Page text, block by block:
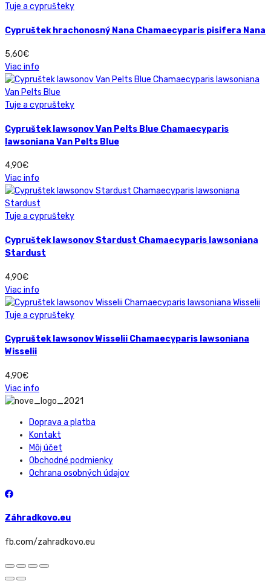
Tuje a cyprušteky
Cypruštek hrachonosný Nana Chamaecyparis pisifera Nana
5,60€
Viac info
Tuje a cyprušteky
Cypruštek lawsonov Van Pelts Blue Chamaecyparis
lawsoniana Van Pelts Blue
4,90€
Viac info
Tuje a cyprušteky
Cypruštek lawsonov Stardust Chamaecyparis lawsoniana
Stardust
4,90€
Viac info
Tuje a cyprušteky
Cypruštek lawsonov Wisselii Chamaecyparis lawsoniana
Wisselii
4,90€
Viac info
Doprava a platba
Kontakt
Môj účet
Obchodné podmienky
Ochrana osobných údajov
Záhradkovo.eu
fb.com/zahradkovo.eu